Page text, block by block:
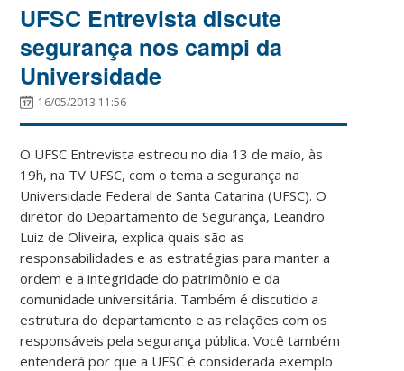
UFSC Entrevista discute
segurança nos campi da
Universidade
16/05/2013 11:56
O UFSC Entrevista estreou no dia 13 de maio, às
19h, na TV UFSC, com o tema a segurança na
Universidade Federal de Santa Catarina (UFSC). O
diretor do Departamento de Segurança, Leandro
Luiz de Oliveira, explica quais são as
responsabilidades e as estratégias para manter a
ordem e a integridade do patrimônio e da
comunidade universitária. Também é discutido a
estrutura do departamento e as relações com os
responsáveis pela segurança pública. Você também
entenderá por que a UFSC é considerada exemplo